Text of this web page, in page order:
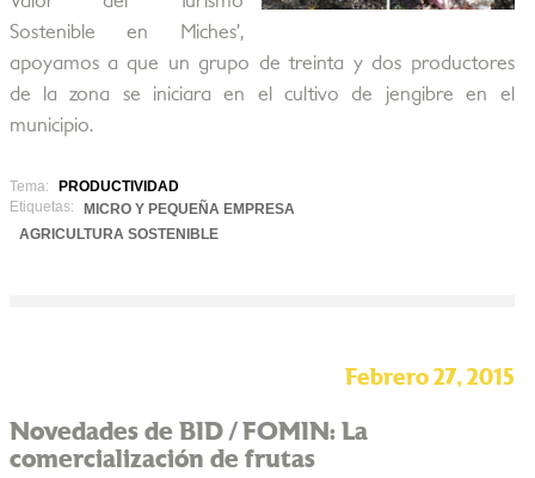
Sostenible en Miches’,
apoyamos a que un grupo de treinta y dos productores
de la zona se iniciara en el cultivo de jengibre en el
municipio.
Tema:
PRODUCTIVIDAD
Etiquetas:
MICRO Y PEQUEÑA EMPRESA
AGRICULTURA SOSTENIBLE
Febrero 27, 2015
Novedades de BID / FOMIN: La
comercialización de frutas